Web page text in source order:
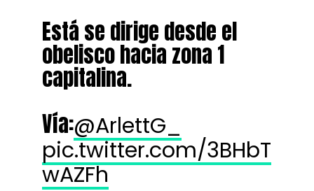
Está se dirige desde el
obelisco hacia zona 1
capitalina.
Vía:@ArlettG_
pic.twitter.com/3BHbT
wAZFh